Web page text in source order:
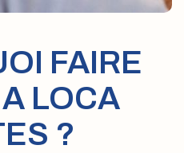
FAIRE
LOCA
?